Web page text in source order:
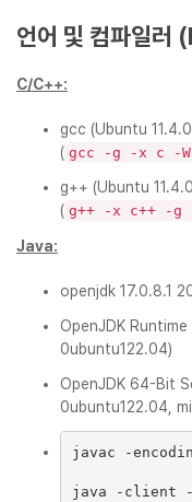
언어 및 컴파일
C/C++:
gcc (Ubuntu
( gcc -g -x c -
g++ (Ubuntu
( g++ -x c++ -g -
Java:
openjdk 17.0.8.1
OpenJDK
0ubuntu122.04)
OpenJDK 64-Bit
0ubuntu122.04,
javac -
java -client -